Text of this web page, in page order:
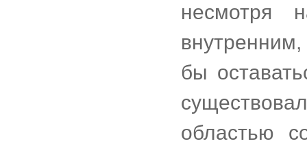
несмотря
бы
областью